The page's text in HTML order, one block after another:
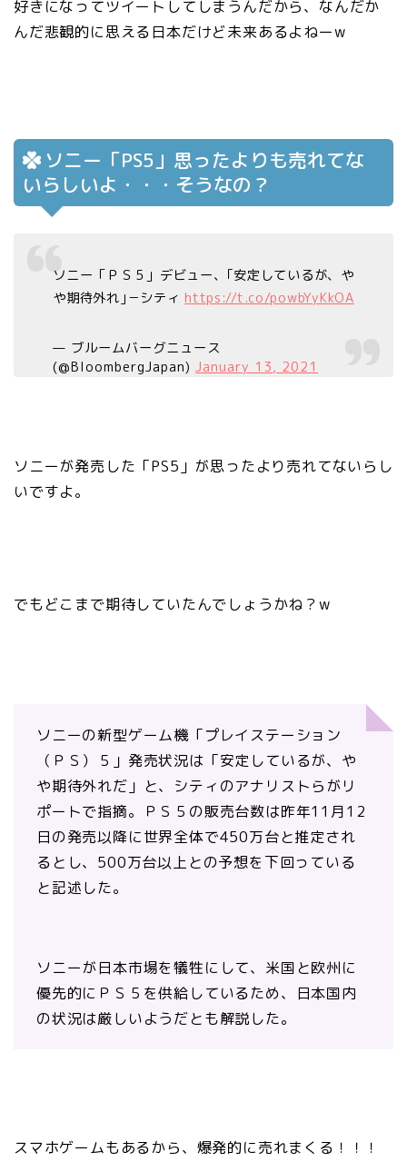
好きになってツイートしてしまうんだから、なんだか
んだ悲観的に思える日本だけど未来あるよねーw
ソニー「PS5」思ったよりも売れてな
いらしいよ・・・そうなの？
ソニー「ＰＳ５」デビュー、｢安定しているが、や
や期待外れ｣－シティ https://t.co/powbYyKkOA
— ブルームバーグニュース
(@BloombergJapan)January 13, 2021
ソニーが発売した「PS5」が思ったより売れてないらし
いですよ。
でもどこまで期待していたんでしょうかね？w
ソニーの新型ゲーム機「プレイステーション
（ＰＳ）５」発売状況は「安定しているが、や
や期待外れだ」と、シティのアナリストらがリ
ポートで指摘。ＰＳ５の販売台数は昨年11月12
日の発売以降に世界全体で450万台と推定され
るとし、500万台以上との予想を下回っている
と記述した。
ソニーが日本市場を犠牲にして、米国と欧州に
優先的にＰＳ５を供給しているため、日本国内
の状況は厳しいようだとも解説した。
スマホゲームもあるから、爆発的に売れまくる！！！